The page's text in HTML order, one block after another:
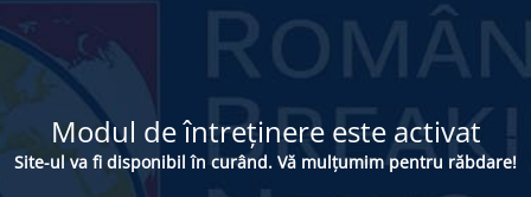
Modul de întreținere este activat
Site-ul va fi disponibil în curând. Vă mulțumim pentru răbdare!